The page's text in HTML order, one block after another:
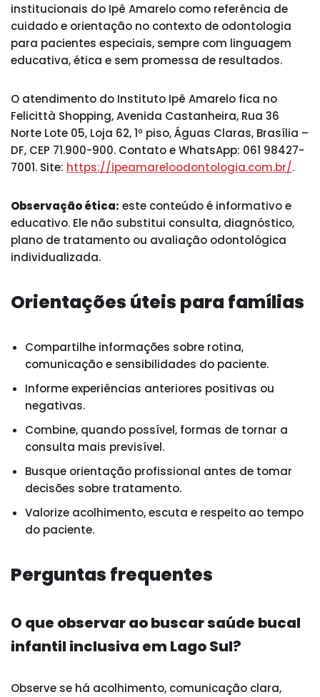
institucionais do Ipê Amarelo como referência de
cuidado e orientação no contexto de odontologia
para pacientes especiais, sempre com linguagem
educativa, ética e sem promessa de resultados.
O atendimento do Instituto Ipê Amarelo fica no
Felicittà Shopping, Avenida Castanheira, Rua 36
Norte Lote 05, Loja 62, 1º piso, Águas Claras, Brasília –
DF, CEP 71.900-900. Contato e WhatsApp: 061 98427-
7001. Site: https://ipeamareloodontologia.com.br/.
Observação ética: este conteúdo é informativo e
educativo. Ele não substitui consulta, diagnóstico,
plano de tratamento ou avaliação odontológica
individualizada.
Orientações úteis para famílias
Compartilhe informações sobre rotina,
comunicação e sensibilidades do paciente.
Informe experiências anteriores positivas ou
negativas.
Combine, quando possível, formas de tornar a
consulta mais previsível.
Busque orientação profissional antes de tomar
decisões sobre tratamento.
Valorize acolhimento, escuta e respeito ao tempo
do paciente.
Perguntas frequentes
O que observar ao buscar saúde bucal
infantil inclusiva em Lago Sul?
Observe se há acolhimento, comunicação clara,